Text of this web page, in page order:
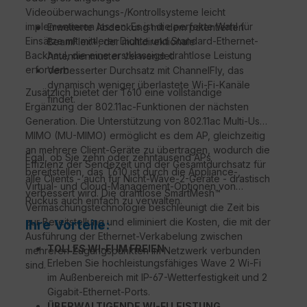
Videoüberwachungs-/Kontrollsysteme leicht
implementieren lassen. Es ist die perfekte Wahl für
Einsätze mit mittlerer Dichte und Standard-Ethernet-
Backhaul, die eine erstklassige drahtlose Leistung
erfordern.
Erweiterte Abdeckung mit dem patentierten
BeamFlex+, der multidirektionale
Antennenmuster verwendet.
Verbesserter Durchsatz mit ChannelFly, das
dynamisch weniger überlastete Wi-Fi-Kanäle
findet.
Zusätzlich bietet der T610 eine vollständige
Ergänzung der 802.11ac-Funktionen der nächsten
Generation. Die Unterstützung von 802.11ac Multi-User
MIMO (MU-MIMO) ermöglicht es dem AP, gleichzeitig
an mehrere Client-Geräte zu übertragen, wodurch die
Effizienz der Sendezeit und der Gesamtdurchsatz für
alle Clients - auch für Nicht-Wave-2-Geräte - drastisch
verbessert wird. Die drahtlose SmartMesh™
Vermaschungstechnologie beschleunigt die Zeit bis
zur Bereitstellung und eliminiert die Kosten, die mit der
Ausführung der Ethernet-Verkabelung zwischen
mehreren Zugangspunkten im Netzwerk verbunden
sind.
Egal, ob Sie zehn oder zehntausend APs
bereitstellen, das T610 ist durch die Appliance-,
Virtual- und Cloud-Management-Optionen von
Ruckus auch einfach zu verwalten.
Ihre Vorteile:
TOLLES WI-FI IM FREIEN
Erleben Sie hochleistungsfähiges Wave 2 Wi-Fi
im Außenbereich mit IP-67-Wetterfestigkeit und 2
Gigabit-Ethernet-Ports.